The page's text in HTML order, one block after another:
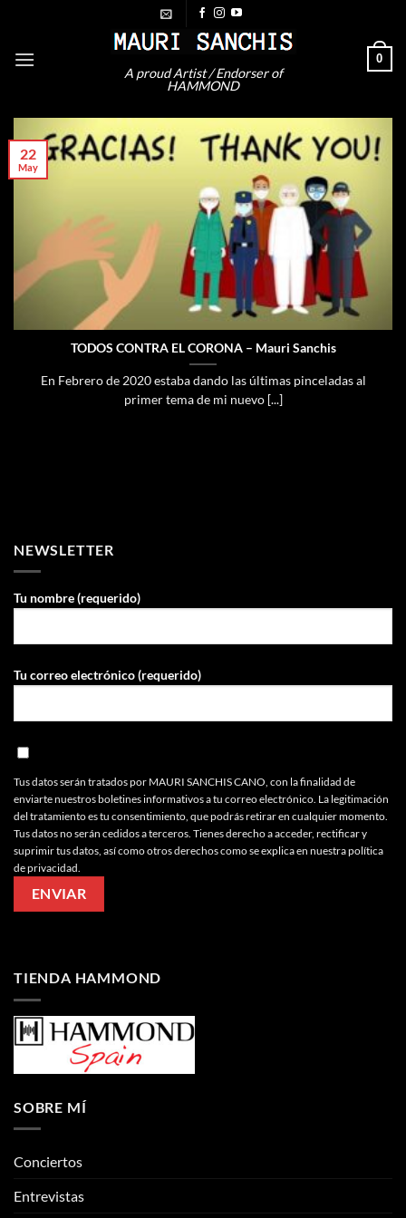
contenido
A proud Artist / Endorser of
HAMMOND
0
TODOS CONTRA EL CORONA – Mauri Sanchis
En Febrero de 2020 estaba dando las últimas pinceladas al
primer tema de mi nuevo [...]
22
May
NEWSLETTER
Tu nombre (requerido)
Tu correo electrónico (requerido)
Tus datos serán tratados por MAURI SANCHIS CANO, con la finalidad de
enviarte nuestros boletines informativos a tu correo electrónico. La legitimación
del tratamiento es tu consentimiento, que podrás retirar en cualquier momento.
Tus datos no serán cedidos a terceros. Tienes derecho a acceder, rectificar y
suprimir tus datos, así como otros derechos como se explica en nuestra política
de privacidad.
TIENDA HAMMOND
SOBRE MÍ
Conciertos
Entrevistas